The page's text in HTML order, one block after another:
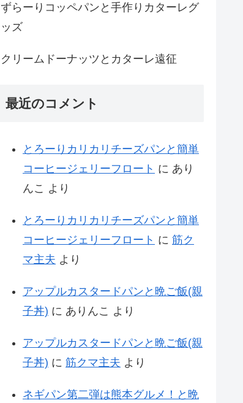
ずらーりコッペパンと手作りカターレグ
ッズ
クリームドーナッツとカターレ遠征
最近のコメント
とろーりカリカリチーズパンと簡単
コーヒージェリーフロート に あり
んこ より
とろーりカリカリチーズパンと簡単
コーヒージェリーフロート に 筋ク
マ主夫 より
アップルカスタードパンと晩ご飯(親
子丼) に ありんこ より
アップルカスタードパンと晩ご飯(親
子丼) に 筋クマ主夫 より
ネギパン第二弾は熊本グルメ！と晩